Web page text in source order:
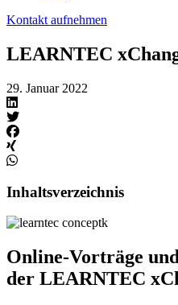
Kontakt aufnehmen
LEARNTEC
29. Januar 2022
Inhaltsverzeichnis
Online-Vorträge
der LEARNTEC